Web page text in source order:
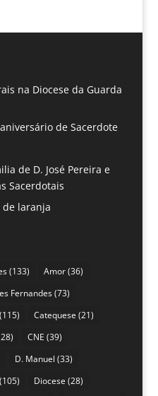
na Diocese da Guarda
de Sacerdote
de D. José Pereira e
Sacerdotais
de laranja
(133) Amor(36)
Fernandes(73)
(115) Catequese (21)
CNE (39)
D. Manuel (33)
Diocese (28)